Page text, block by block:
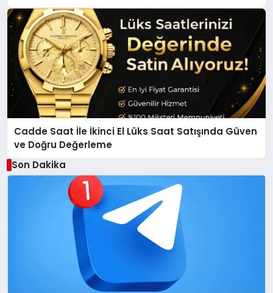
Gölü Yöresel Işkın Kökü Sirkesi
Cadde Saat İle İkinci El Lüks Saat Satışında Güven
ve Doğru Değerleme
Son Dakika